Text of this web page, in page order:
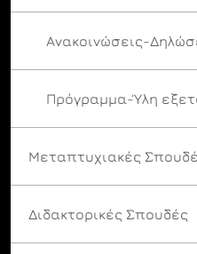
Ανακοινώσεις-
Πρόγραμμα-Ύλη
Μεταπτυχιακές
Διδακτορικές Σπουδές